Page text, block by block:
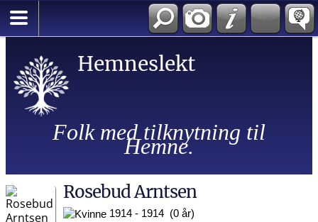
Hemneslekt
Folk med tilknytning til
Hemne.
Rosebud Arntsen
1914 - 1914 (0 år)